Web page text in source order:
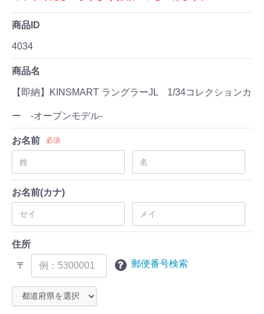
商品ID
4034
商品名
【即納】KINSMART ラングラーJL 1/34コレクションカ
ー -オープンモデル-
お名前 必須
お名前(カナ)
住所
〒 郵便番号検索